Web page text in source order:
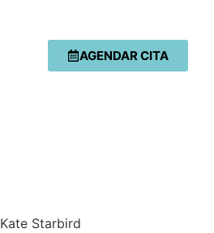
AGENDAR CITA
Starbird